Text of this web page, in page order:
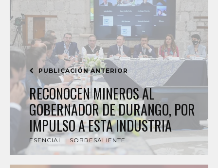
PUBLICACIÓN ANTERIOR
RECONOCEN MINEROS AL
GOBERNADOR DE DURANGO, POR
IMPULSO A ESTA INDUSTRIA
ESENCIAL SOBRESALIENTE